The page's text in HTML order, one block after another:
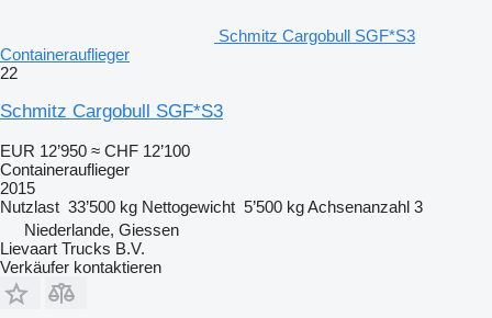
Schmitz Cargobull SGF*S3
Containerauflieger
22
Schmitz Cargobull SGF*S3
EUR 12’950 ≈ CHF 12’100
Containerauflieger
2015
Nutzlast 33’500 kg Nettogewicht 5’500 kgAchsenanzahl 3
Niederlande, Giessen
Lievaart Trucks B.V.
Verkäufer kontaktieren